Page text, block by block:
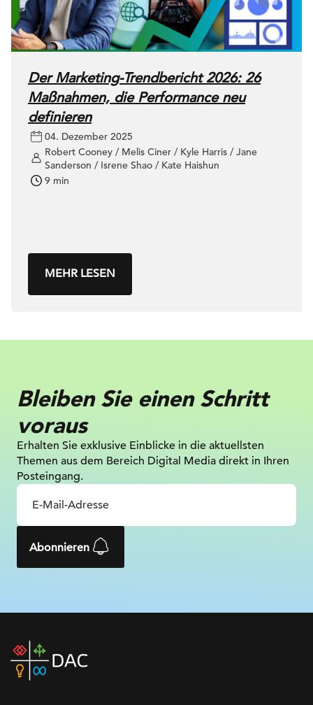
Der Marketing-Trendbericht 2026: 26
Maßnahmen, die Performance neu
definieren
04. Dezember 2025
Robert Cooney / Melis Ciner / Kyle Harris / Jane
Sanderson / Isrene Shao / Kate Haishun
9 min
MEHR LESEN
Bleiben Sie einen Schritt
voraus
Erhalten Sie exklusive Einblicke in die aktuellsten
Themen aus dem Bereich Digital Media direkt in Ihren
Posteingang.
Abonnieren
home